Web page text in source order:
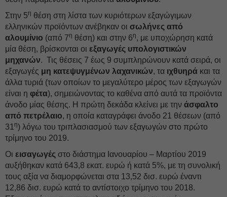
Στην 5η θέση στη λίστα των κυριότερων εξαγώγιμων
ελληνικών προϊόντων ανέβηκαν οι σωλήνες από
αλουμίνιο (από 7η θέση) και στην 6η, με υποχώρηση κατά
μία θέση, βρίσκονται οι εξαγωγές υπολογιστικών
μηχανών. Τις θέσεις 7 έως 9 συμπληρώνουν κατά σειρά, οι
εξαγωγές μη κατεψυγμένων λαχανικών, τα ιχθυηρά και τα
άλλα τυριά (των οποίων το μεγαλύτερο μέρος των εξαγωγών
είναι η φέτα), σημειώνοντας το καθένα από αυτά τα προϊόντα
άνοδο μίας θέσης. Η πρώτη δεκάδα κλείνει με την άσφαλτο
από πετρέλαιο, η οποία καταγράφει άνοδο 21 θέσεων (από
31 η) λόγω του τριπλασιασμού των εξαγωγών στο πρώτο
τρίμηνο του 2019.
Οι εισαγωγές στο διάστημα Ιανουαρίου – Μαρτίου 2019
αυξήθηκαν κατά 643,8 εκατ. ευρώ ή κατά 5%, με τη συνολική
τους αξία να διαμορφώνεται στα 13,52 δισ. ευρώ έναντι
12,86 δισ. ευρώ κατά το αντίστοιχο τρίμηνο του 2018.